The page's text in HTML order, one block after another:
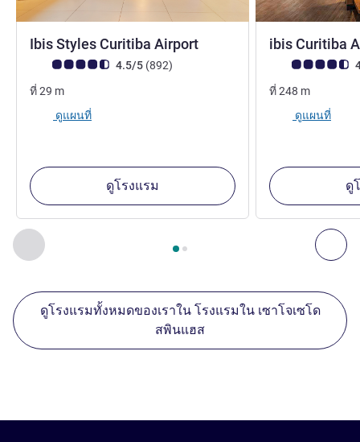
ก่อนหน้า - สถานประกอบการอื่นของเราที่อยู่ใกล้เคียง ถั
หน้า1 , สถานประกอบการอื่นของเราที่อยู่ใกล้เคียง 1 :,
Ibis Styles Curitiba Airport
คะแนนความคิดเห็นจากแขก (เรทติ้งบน ALL)
4.5/5 (892รีวิว รายการ
)
ที่29 m
ดูแผนที่
ดูโรงแรม
ibis Curitiba
คะแนนความคิดเ
ที่248 m
ดูแผนที่
ดู
ดูโรงแรมทั้งหมดของเราใน โรงแรมใน เซาโจเซโด
สพินแฮส